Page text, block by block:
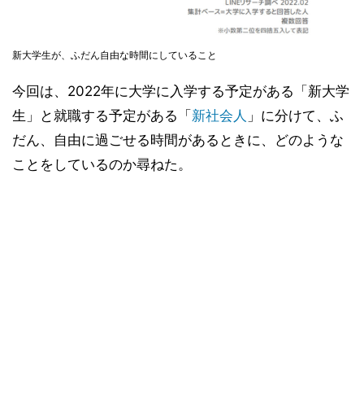
新大学生が、ふだん自由な時間にしていること
今回は、2022年に大学に入学する予定がある「新大学
生」と就職する予定がある「新社会人 」に分けて、ふ
だん、自由に過ごせる時間があるときに、どのような
ことをしているのか尋ねた。